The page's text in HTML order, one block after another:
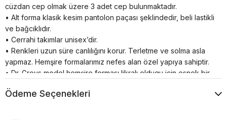
cüzdan cep olmak üzere 3 adet cep bulunmaktadır.
• Alt forma klasik kesim pantolon paçası şeklindedir, beli lastikli
ve bağcıklıdır.
• Cerrahi takımlar unisex’dir.
• Renkleri uzun süre canlılığını korur. Terletme ve solma asla
yapmaz. Hemşire formalarımız nefes alan özel yapıya sahiptir.
• Dr. Greys model hemşire forması likralı oldugu için esnek bir
• Doktor forması yarasa kol olduğu için bedeninize tam olarak
Ödeme Seçenekleri